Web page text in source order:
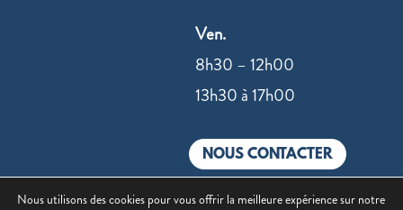
Ven.
8h30 – 12h00
13h30 à 17h00
NOUS CONTACTER
Nous utilisons des cookies pour vous offrir la meilleure expérience sur notre